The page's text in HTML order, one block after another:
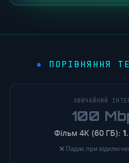
ПОРІВНЯННЯ
ЗВИЧАЙНИЙ
100
Фільм 4K (60 ГБ):
❌ Падає при